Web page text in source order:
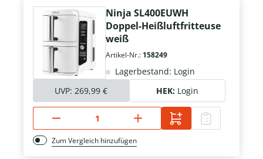
Ninja SL400EUWH
Doppel-Heißluftfritteuse
weiß
Artikel-Nr.: 158249
Lagerbestand: Login
UVP: 269,99 € HEK: Login
Zum Vergleich hinzufügen